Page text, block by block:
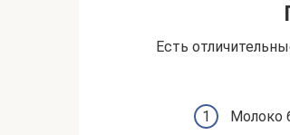
Есть
Молоко